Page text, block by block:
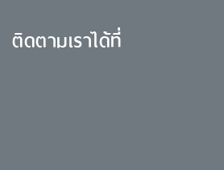
ติดตามเราได้ที่